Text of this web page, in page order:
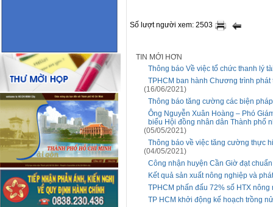
Số lượt người xem: 2503
TIN MỚI HƠN
Thông báo Về việc tổ chức thanh lý
TPHCM ban hành Chương trình
(16/06/2021)
Thông báo tăng cường các biện
Ông Nguyễn Xuân Hoàng – Phó
biểu Hội đồng nhân dân Thành phố
(05/05/2021)
Thông báo về việc tăng cường thực
(04/05/2021)
Công nhận huyện Cần Giờ đạt
Kết quả sản xuất nông nghiệp và
TPHCM phấn đấu 72% số HTX
TP HCM khởi động kế hoạch trồng